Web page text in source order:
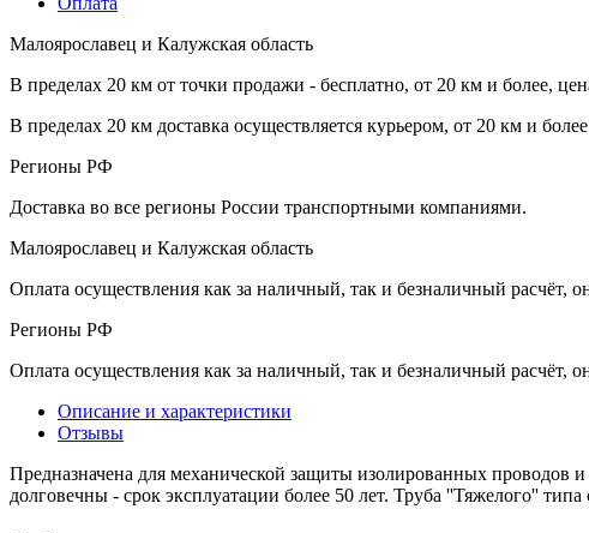
Малоярославец и Калужская область
В пределах 20 км от точки продажи - бесплатно, от 20 км и более,
В пределах 20 км доставка осуществляется курьером, от 20 км и
Регионы РФ
Доставка во все регионы России транспортными компаниями.
Малоярославец и Калужская область
Оплата осуществления как за наличный, так и безналичный расчёт,
Регионы РФ
Оплата осуществления как за наличный, так и безналичный расчёт,
Описание и характеристики
Отзывы
Предназначена для механической защиты изолированных проводов
долговечны - срок эксплуатации более 50 лет. Труба ''Тяжелого''